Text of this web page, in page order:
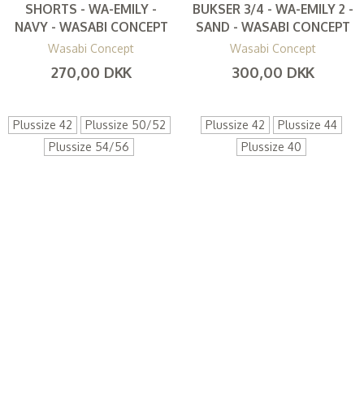
SHORTS - WA-EMILY -
NAVY - WASABI CONCEPT
Wasabi Concept
270,00 DKK
Plussize 42
Plussize 50/52
Plussize 54/56
BUKSER 3/4 - WA-EMILY 2 -
SAND - WASABI CONCEPT
Wasabi Concept
300,00 DKK
Plussize 42
Plussize 44
Plussize 40